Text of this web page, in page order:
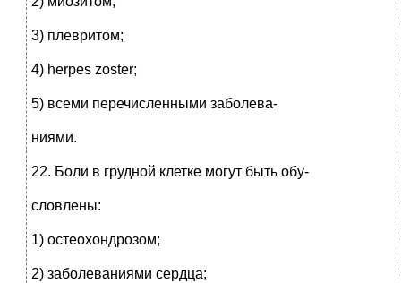
3) плевритом;
4) herpes zoster;
5) всеми перечисленными заболева-
ниями.
22. Боли в грудной клетке могут быть обу-
словлены:
1) остеохондрозом;
2) заболеваниями сердца;